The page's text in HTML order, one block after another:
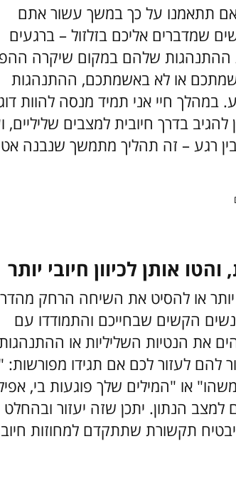
אם תתאמנו על כך במשך עשור אתם
שמדברים אליכם בזלזול – ברגעים
שלהם במקום שיקרה
או לא באשמתכם, ההתנהגות
במהלך חיי אני תמיד מנסה להוות
בדרך חיובית למצבים שליליים,
רגע – זה תהליך מתמשך שנבנה אט
יותר או להסיט את השיחה הרחק
הקשים שבחייכם והתמודדו עם
את הנטיות השליליות או
לעזור לכם אם תגידו מפורשות:
או "המילים שלך פוגעות בי,
הנתון. יתכן שזה יעזור ובהחלט
תקשורת שתתקדם למחוזות